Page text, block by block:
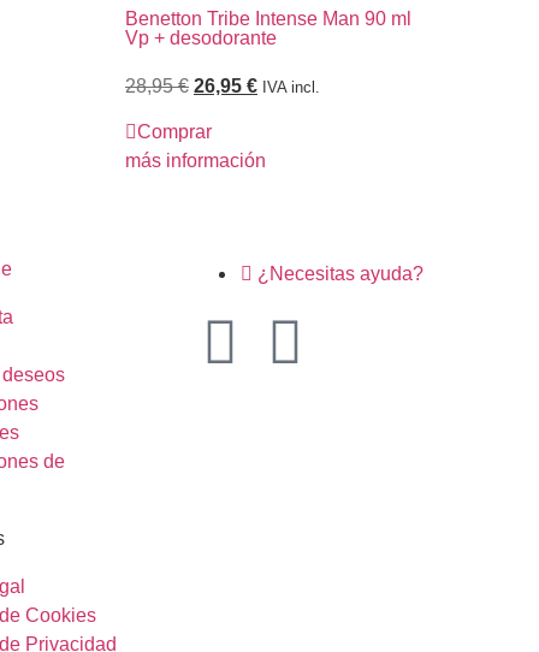
Benetton Tribe Intense Man 90 ml
Vp + desodorante
28,95€ 26,95 € IVA incl.
Comprar
más información
de
Cookies
Privacidad
¿Necesitas ayuda?